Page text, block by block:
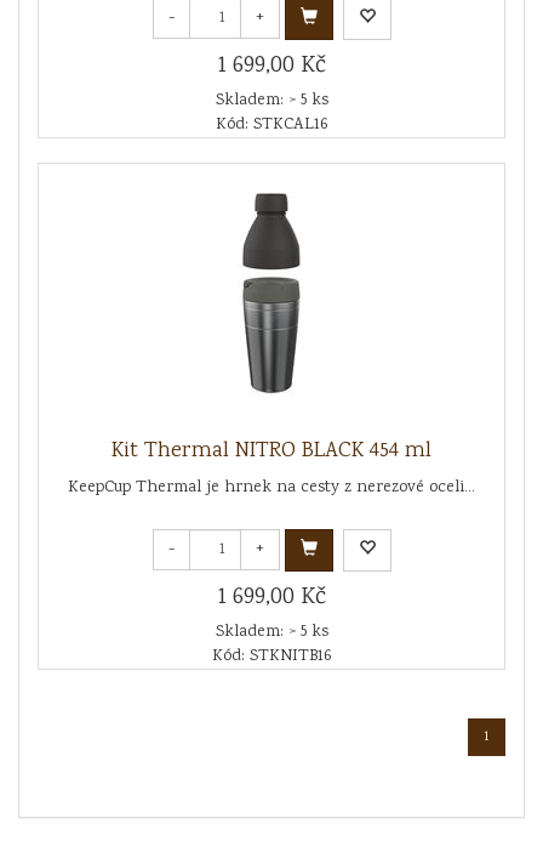
- +
1 699,00 Kč
Skladem: > 5 ks
Kód: STKCAL16
Kit Thermal NITRO BLACK 454 ml
KeepCup Thermal je hrnek na cesty z nerezové oceli...
- +
1 699,00 Kč
Skladem: > 5 ks
Kód: STKNITB16
1